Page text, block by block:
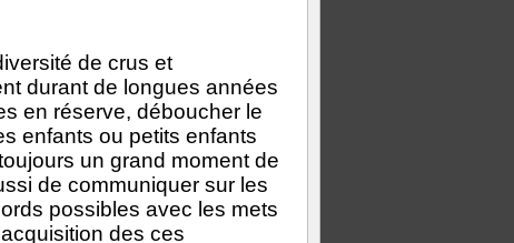
de crus et
durant de longues années
en réserve, déboucher le
enfants ou petits enfants
un grand moment de
de communiquer sur les
possibles avec les mets
des ces